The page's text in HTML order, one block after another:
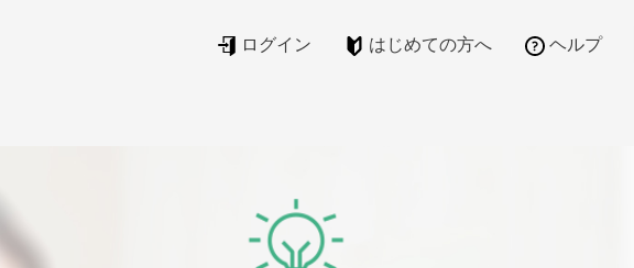
ログイン はじめての方へ ヘルプ